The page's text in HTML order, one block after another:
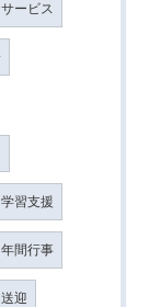
ービス
習支援
間行事
迎